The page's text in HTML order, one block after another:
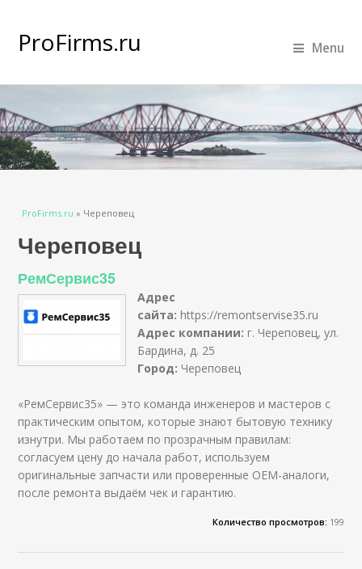
ProFirms.ru Menu
Вы здесь
ProFirms.ru » Череповец
Череповец
РемСервис35
Адрес
сайта: https://remontservise35.ru
Адрес компании: г. Череповец, ул.
Бардина, д. 25
Город: Череповец
«РемСервис35» — это команда инженеров и мастеров с
практическим опытом, которые знают бытовую технику
изнутри. Мы работаем по прозрачным правилам:
согласуем цену до начала работ, используем
оригинальные запчасти или проверенные OEM-аналоги,
после ремонта выдаём чек и гарантию.
Количество просмотров: 199